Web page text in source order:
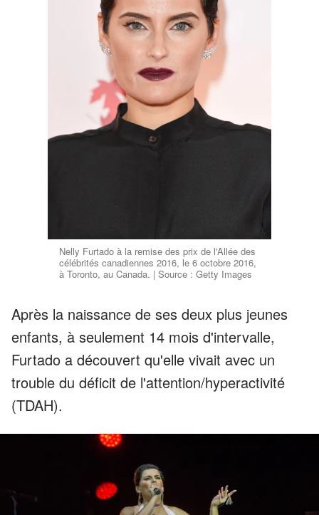
Nelly Furtado à la remise des prix de l'Allée des
célébrités canadiennes 2016, le 6 octobre 2016,
à Toronto, au Canada. | Source : Getty Images
Après la naissance de ses deux plus jeunes
enfants, à seulement 14 mois d'intervalle,
Furtado a découvert qu'elle vivait avec un
trouble du déficit de l'attention/hyperactivité
(TDAH).